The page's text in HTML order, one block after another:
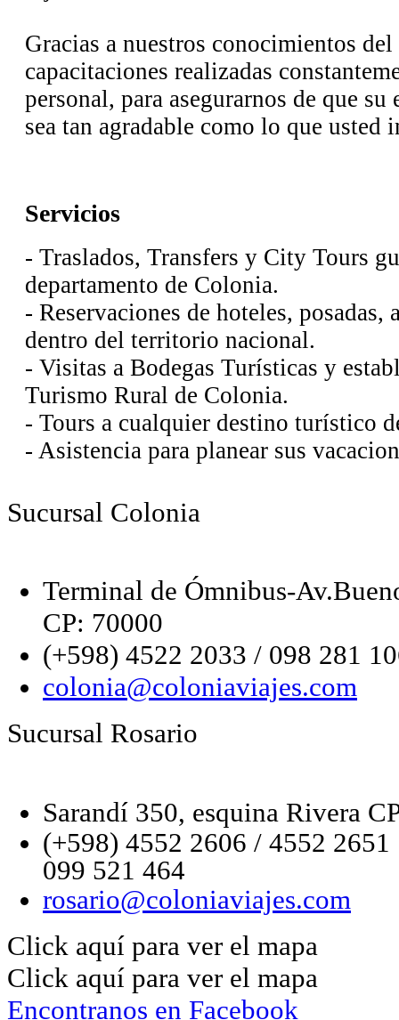
Gracias a nuestros conocimientos
capacitaciones realizadas
personal, para asegurarnos de que su
sea tan agradable como lo que usted
Servicios
- Traslados, Transfers y City Tours
departamento de Colonia.
- Reservaciones de hoteles, posadas,
dentro del territorio nacional.
- Visitas a Bodegas Turísticas y
Turismo Rural de Colonia.
- Tours a cualquier destino turístico
- Asistencia para planear sus
Sucursal Colonia
Terminal de Ómnibus-
CP: 70000
(+598) 4522 2033 / 098 281
colonia@coloniaviajes.com
Sucursal Rosario
Sarandí 350, esquina Rivera
(+598) 4552 2606 / 4552 2651
099 521 464
rosario@coloniaviajes.com
Click aquí para ver el mapa
Click aquí para ver el mapa
Encontranos en Facebook